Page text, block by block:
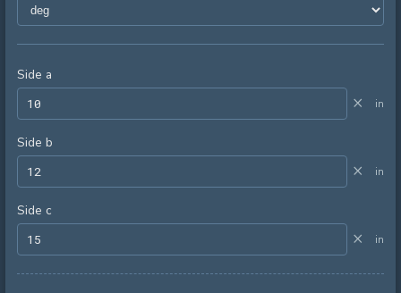
Side a
× in
Side b
× in
Side c
× in